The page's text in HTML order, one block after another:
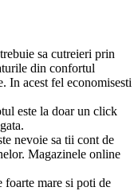
sa cutreieri prin
din confortul
In acest fel economisesti
este la doar un click
nevoie sa tii cont de
Magazinele online
foarte mare si poti de